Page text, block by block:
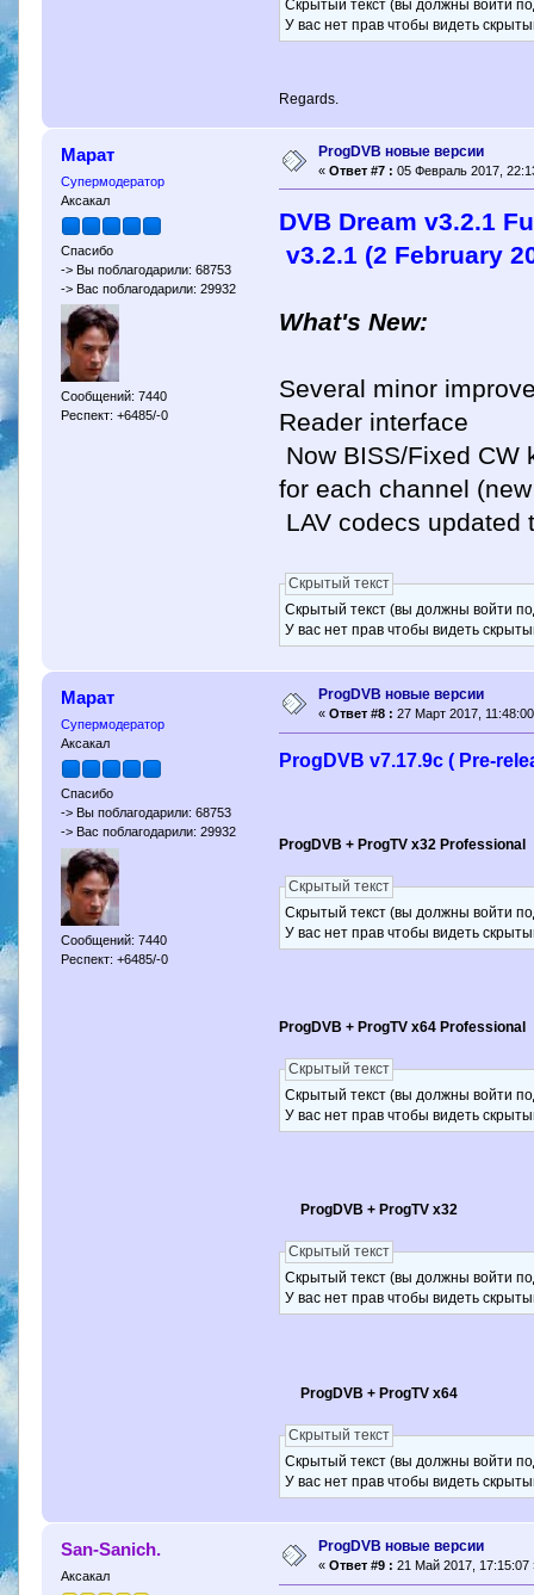
Скрытый текст (вы должны войти
У вас нет прав чтобы видеть
Regards.
Марат
Супермодератор
Аксакал
Спасибо
-> Вы поблагодарили: 68753
-> Вас поблагодарили: 29932
Сообщений: 7440
Респект: +6485/-0
ProgDVB новые версии
« Ответ #7 : 05 Февраль 2017,
DVB Dream v3.2.1
v3.2.1 (2 February
What's New:
Several minor
Reader interface
Now BISS/Fixed CW
for each channel
LAV codecs updated
Скрытый текст
Скрытый текст (вы должны войти
У вас нет прав чтобы видеть
Марат
Супермодератор
Аксакал
Спасибо
-> Вы поблагодарили: 68753
-> Вас поблагодарили: 29932
Сообщений: 7440
Респект: +6485/-0
ProgDVB новые версии
« Ответ #8 : 27 Март 2017,
ProgDVB v7.17.9c ( Pre-
ProgDVB + ProgTV x32 Professional
Скрытый текст
Скрытый текст (вы должны войти
У вас нет прав чтобы видеть
ProgDVB + ProgTV x64 Professional
Скрытый текст
Скрытый текст (вы должны войти
У вас нет прав чтобы видеть
ProgDVB + ProgTV x32
Скрытый текст
Скрытый текст (вы должны войти
У вас нет прав чтобы видеть
ProgDVB + ProgTV x64
Скрытый текст
Скрытый текст (вы должны войти
У вас нет прав чтобы видеть
San-Sanich.
Аксакал
ProgDVB новые версии
« Ответ #9 : 21 Май 2017, 17:15:07